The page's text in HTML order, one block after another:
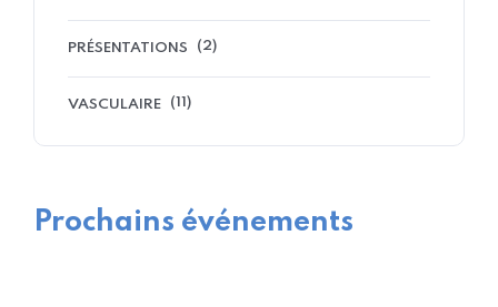
PRÉSENTATIONS (2)
VASCULAIRE (11)
Prochains événements